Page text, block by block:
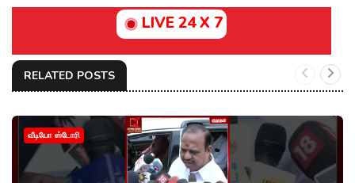
LIVE 24 X 7
RELATED POSTS
வீடியோ ஸ்டோரி